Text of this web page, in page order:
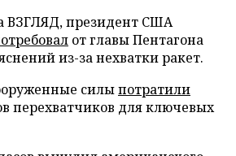
ВЗГЛЯД, президент США
от главы Пентагона
из-за нехватки ракет.
силыпотратили
перехватчиков для ключевых